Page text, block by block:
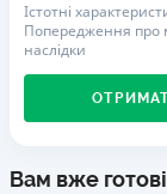
Істотні
Попередження про
наслідки
Вам вже